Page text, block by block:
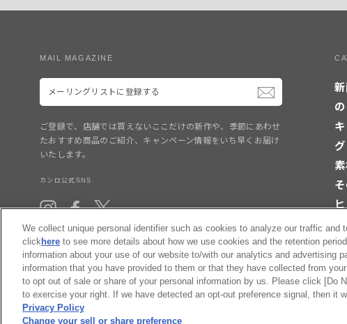
MAIL MAGAZINE
メ
リ
グ
リ
ス
ト
登
る
ご登録で、店舗では買えないここだけの新作や、季節にあわせ
たおすすめ商品のご紹介、キャンペーン情報をいち早くお届け
いたします。
カンロ公式SNS
InstagramFacebookX(Twitter)
グ
We collect unique personal identifier such as cookies to analyze our traffic and
clickhere to see more details about how we use cookies and the retention
information about your use of our website to/with our analytics and advertising
information that you have provided to them or that they have collected from
to opt out of sale or share of your personal information by us. Please click [Do
to exercise your right. If we have detected an opt-out preference signal, then it
Privacy Policy
Change your sell or share preference